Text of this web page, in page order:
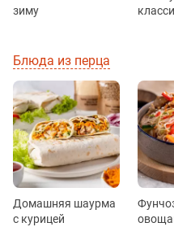
зиму
Блюда из перца
Домашняя шаурма
с курицей